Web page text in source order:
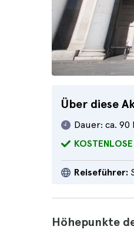
Über diese
Dauer: ca. 90
Reiseführer:
Höhepunkte